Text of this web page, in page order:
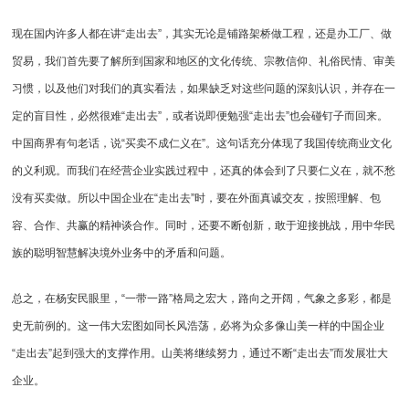
现在国内许多人都在讲“走出去”，其实无论是铺路架桥做工程，还是办工厂、做
贸易，我们首先要了解所到国家和地区的文化传统、宗教信仰、礼俗民情、审美
习惯，以及他们对我们的真实看法，如果缺乏对这些问题的深刻认识，并存在一
定的盲目性，必然很难“走出去”，或者说即便勉强“走出去”也会碰钉子而回来。
中国商界有句老话，说“买卖不成仁义在”。这句话充分体现了我国传统商业文化
的义利观。而我们在经营企业实践过程中，还真的体会到了只要仁义在，就不愁
没有买卖做。所以中国企业在“走出去”时，要在外面真诚交友，按照理解、包
容、合作、共赢的精神谈合作。同时，还要不断创新，敢于迎接挑战，用中华民
族的聪明智慧解决境外业务中的矛盾和问题。
总之，在杨安民眼里，“一带一路”格局之宏大，路向之开阔，气象之多彩，都是
史无前例的。这一伟大宏图如同长风浩荡，必将为众多像山美一样的中国企业
“走出去”起到强大的支撑作用。山美将继续努力，通过不断“走出去”而发展壮大
企业。